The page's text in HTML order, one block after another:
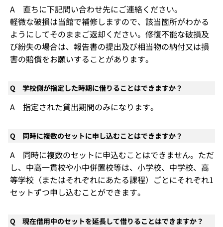
A 直ちに下記問い合わせ先にご連絡ください。
軽微な破損は当館で補修しますので、該当箇所がわかる
ようにしてそのままご返却ください。修復不能な破損及
び紛失の場合は、報告書の提出及び相当物の納付又は損
害の賠償をお願いすることがあります。
Q 学校側が指定した時期に借りることはできますか？
A 指定された貸出期間のみになります。
Q 同時に複数のセットに申し込むことはできますか？
A 同時に複数のセットに申込むことはできません。ただ
し、中高一貫校や小中併置校等は、小学校、中学校、高
等学校（またはそれぞれにあたる課程）ごとにそれぞれ1
セットずつ申し込むことができます。
Q 現在借用中のセットを延長して借りることはできますか？